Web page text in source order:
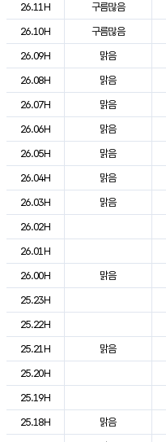
26.11H
구름많음
26.10H
구름많음
26.09H
맑음
26.08H
맑음
26.07H
맑음
26.06H
맑음
26.05H
맑음
26.04H
맑음
26.03H
맑음
26.02H
26.01H
26.00H
맑음
25.23H
25.22H
25.21H
맑음
25.20H
25.19H
25.18H
맑음